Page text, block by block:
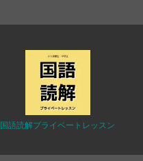
国語読解プライベートレッスン